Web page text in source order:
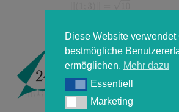
Diese Website
bestmögliche
ermöglichen. Mehr dazu
EssentiellEssentiell
MarketingMarketing